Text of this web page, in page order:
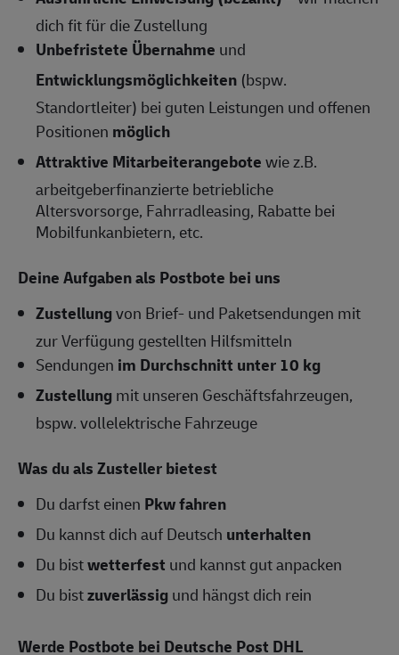
dich fit für die Zustellung
Unbefristete Übernahme und
Entwicklungsmöglichkeiten (bspw.
Standortleiter) bei guten Leistungen und offenen
Positionen möglich
Attraktive Mitarbeiterangebotewie z.B.
arbeitgeberfinanzierte betriebliche
Altersvorsorge, Fahrradleasing, Rabatte bei
Mobilfunkanbietern, etc.
Deine Aufgaben als Postbote bei uns
Zustellungvon Brief- und Paketsendungen mit
zur Verfügung gestellten Hilfsmitteln
Sendungen im Durchschnitt unter 10 kg
Zustellungmit unseren Geschäftsfahrzeugen,
bspw. vollelektrische Fahrzeuge
Was du als Zusteller bietest
Du darfst einen Pkw fahren
Du kannst dich auf Deutsch unterhalten
Du bistwetterfest und kannst gut anpacken
Du bistzuverlässigund hängst dich rein
Werde Postbote bei Deutsche Post DHL